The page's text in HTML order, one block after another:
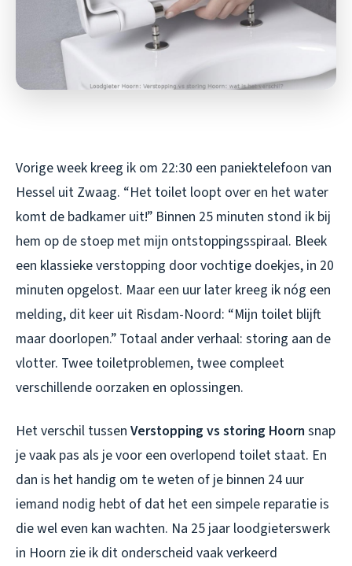
Vorige week kreeg ik om 22:30 een paniektelefoon van
Hessel uit Zwaag. “Het toilet loopt over en het water
komt de badkamer uit!” Binnen 25 minuten stond ik bij
hem op de stoep met mijn ontstoppingsspiraal. Bleek
een klassieke verstopping door vochtige doekjes, in 20
minuten opgelost. Maar een uur later kreeg ik nóg een
melding, dit keer uit Risdam-Noord: “Mijn toilet blijft
maar doorlopen.” Totaal ander verhaal: storing aan de
vlotter. Twee toiletproblemen, twee compleet
verschillende oorzaken en oplossingen.
Het verschil tussen Verstopping vs storing Hoorn snap
je vaak pas als je voor een overlopend toilet staat. En
dan is het handig om te weten of je binnen 24 uur
iemand nodig hebt of dat het een simpele reparatie is
die wel even kan wachten. Na 25 jaar loodgieterswerk
in Hoorn zie ik dit onderscheid vaak verkeerd